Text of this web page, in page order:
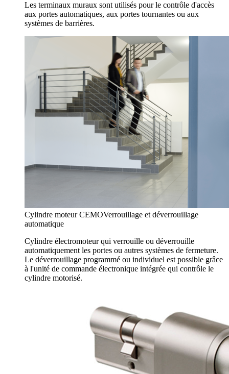
Les terminaux muraux sont utilisés pour le contrôle d'accès
aux portes automatiques, aux portes tournantes ou aux
systèmes de barrières.
Cylindre moteur CEMOVerrouillage et déverrouillage
automatique
Cylindre électromoteur qui verrouille ou déverrouille
automatiquement les portes ou autres systèmes de fermeture.
Le déverrouillage programmé ou individuel est possible grâce
à l'unité de commande électronique intégrée qui contrôle le
cylindre motorisé.